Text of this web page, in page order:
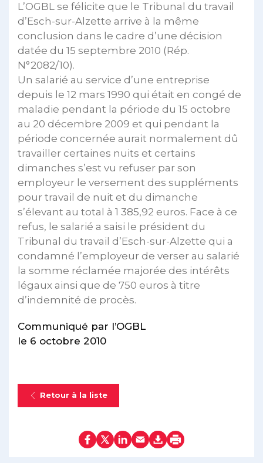
L’OGBL se félicite que le Tribunal du travail
d’Esch-sur-Alzette arrive à la même
conclusion dans le cadre d’une décision
datée du 15 septembre 2010 (Rép.
N°2082/10).
Un salarié au service d’une entreprise
depuis le 12 mars 1990 qui était en congé de
maladie pendant la période du 15 octobre
au 20 décembre 2009 et qui pendant la
période concernée aurait normalement dû
travailler certaines nuits et certains
dimanches s’est vu refuser par son
employeur le versement des suppléments
pour travail de nuit et du dimanche
s’élevant au total à 1 385,92 euros. Face à ce
refus, le salarié a saisi le président du
Tribunal du travail d’Esch-sur-Alzette qui a
condamné l’employeur de verser au salarié
la somme réclamée majorée des intérêts
légaux ainsi que de 750 euros à titre
d’indemnité de procès.
Communiqué par l’OGBL
le 6 octobre 2010
Retour à la liste